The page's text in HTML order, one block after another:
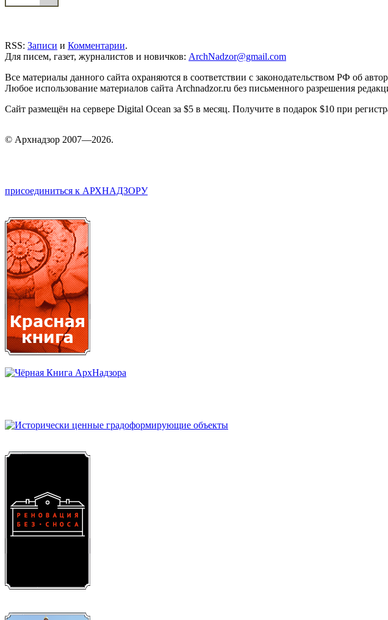
RSS: Записи и Комментарии.
Для писем, газет, журналистов и новичков: ArchNadzor@gmail.com
Все материалы данного сайта охраняются в соответствии с законодательством РФ об
Любое использование материалов сайта Archnadzor.ru без письменного разрешения
Сайт размещён на сервере Digital Ocean за $5 в месяц. Получите в подарок $10 при
© Архнадзор 2007—2026.
присоединиться к АРХНАДЗОРУ